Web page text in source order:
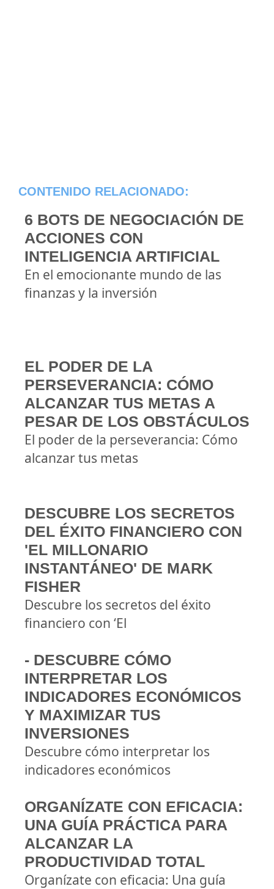
CONTENIDO RELACIONADO:
6 BOTS DE NEGOCIACIÓN DE
ACCIONES CON
INTELIGENCIA ARTIFICIAL
En el emocionante mundo de las
finanzas y la inversión
EL PODER DE LA
PERSEVERANCIA: CÓMO
ALCANZAR TUS METAS A
PESAR DE LOS OBSTÁCULOS
El poder de la perseverancia: Cómo
alcanzar tus metas
DESCUBRE LOS SECRETOS
DEL ÉXITO FINANCIERO CON
'EL MILLONARIO
INSTANTÁNEO' DE MARK
FISHER
Descubre los secretos del éxito
financiero con ‘El
- DESCUBRE CÓMO
INTERPRETAR LOS
INDICADORES ECONÓMICOS
Y MAXIMIZAR TUS
INVERSIONES
Descubre cómo interpretar los
indicadores económicos
ORGANÍZATE CON EFICACIA:
UNA GUÍA PRÁCTICA PARA
ALCANZAR LA
PRODUCTIVIDAD TOTAL
Organízate con eficacia: Una guía